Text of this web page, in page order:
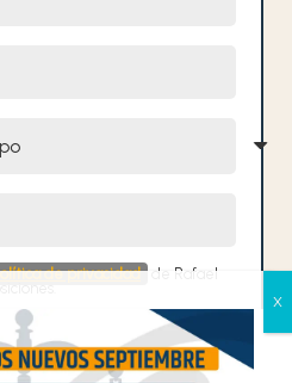
de privacidad
de Rafael